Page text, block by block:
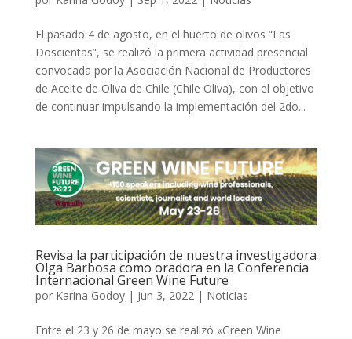
El pasado 4 de agosto, en el huerto de olivos “Las
Doscientas”, se realizó la primera actividad presencial
convocada por la Asociación Nacional de Productores
de Aceite de Oliva de Chile (Chile Oliva), con el objetivo
de continuar impulsando la implementación del 2do...
Revisa la participación de nuestra investigadora
Olga Barbosa como oradora en la Conferencia
Internacional Green Wine Future
por Karina Godoy| Jun 3, 2022| Noticias
Entre el 23 y 26 de mayo se realizó «Green Wine